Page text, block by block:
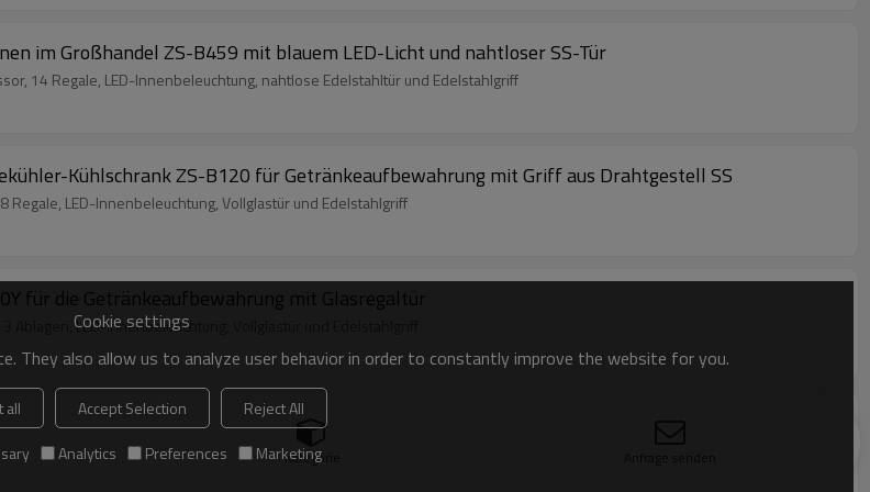
im Großhandel ZS-B459 mit blauem LED-Licht und nahtloser SS-Tür
14 Regale, LED-Innenbeleuchtung, nahtlose Edelstahltür und Edelstahlgriff
Kühlschrank ZS-B120 für Getränkeaufbewahrung mit Griff aus Drahtgestell SS
LED-Innenbeleuchtung, Vollglastür und Edelstahlgriff
für die Getränkeaufbewahrung mit Glasregaltür
LED-Innenbeleuchtung, Vollglastür und Edelstahlgriff
mit Buchenholzregal und Vollglastür
Vollglastür, LED-InnenbeleuchtungKategorie
Cookie settings
They also allow us to analyze user behavior in order to constantly improve the website for you.
all Accept Selection
Reject All
Analytics Preferences Marketing